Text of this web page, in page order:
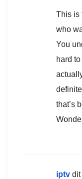
This is
who
You
hard
that’s
iptv dit